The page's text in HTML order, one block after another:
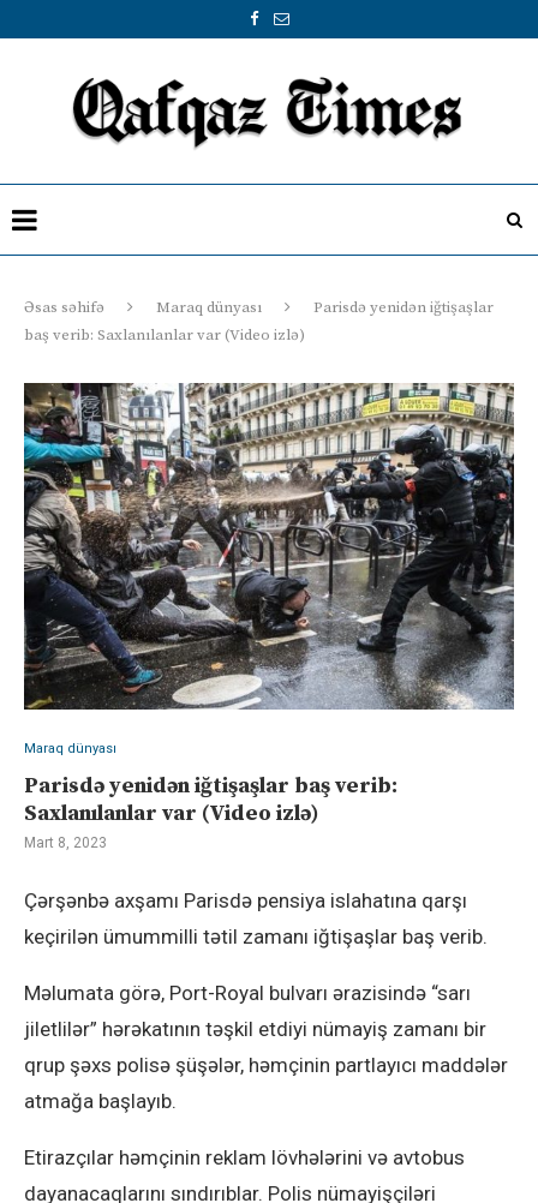
Əsas səhifə Maraq dünyası
Parisdə yenidən iğtişaşlar
baş verib: Saxlanılanlar var (Video izlə)
Maraq dünyası
Parisdə yenidən iğtişaşlar baş verib:
Saxlanılanlar var (Video izlə)
Mart 8, 2023
Çərşənbə axşamı Parisdə pensiya islahatına qarşı
keçirilən ümummilli tətil zamanı iğtişaşlar baş verib.
Məlumata görə, Port-Royal bulvarı ərazisində “sarı
jiletlilər” hərəkatının təşkil etdiyi nümayiş zamanı bir
qrup şəxs polisə şüşələr, həmçinin partlayıcı maddələr
atmağa başlayıb.
Etirazçılar həmçinin reklam lövhələrini və avtobus
dayanacaqlarını sındırıblar. Polis nümayişçiləri